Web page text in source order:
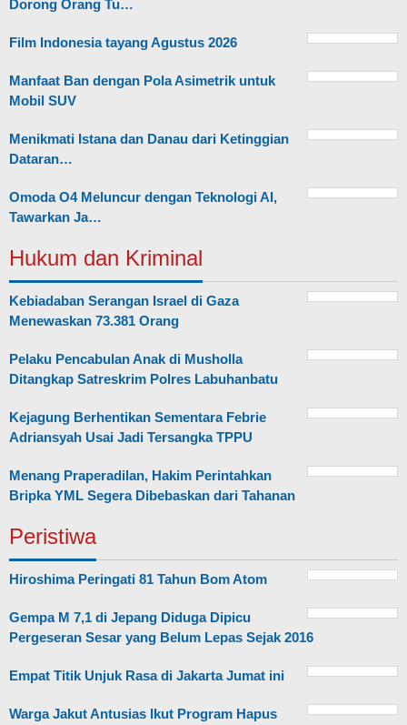
Dorong Orang Tu…
Film Indonesia tayang Agustus 2026
Manfaat Ban dengan Pola Asimetrik untuk
Mobil SUV
Menikmati Istana dan Danau dari Ketinggian
Dataran…
Omoda O4 Meluncur dengan Teknologi AI,
Tawarkan Ja…
Hukum dan Kriminal
Kebiadaban Serangan Israel di Gaza
Menewaskan 73.381 Orang
Pelaku Pencabulan Anak di Musholla
Ditangkap Satreskrim Polres Labuhanbatu
Kejagung Berhentikan Sementara Febrie
Adriansyah Usai Jadi Tersangka TPPU
Menang Praperadilan, Hakim Perintahkan
Bripka YML Segera Dibebaskan dari Tahanan
Peristiwa
Hiroshima Peringati 81 Tahun Bom Atom
Gempa M 7,1 di Jepang Diduga Dipicu
Pergeseran Sesar yang Belum Lepas Sejak 2016
Empat Titik Unjuk Rasa di Jakarta Jumat ini
Warga Jakut Antusias Ikut Program Hapus